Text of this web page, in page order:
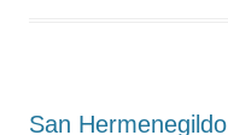
San Hermenegildo